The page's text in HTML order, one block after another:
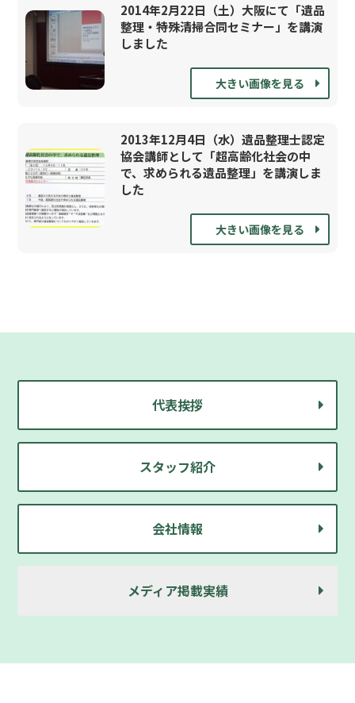
2014年2月22日（土）大阪にて「遺品
整理・特殊清掃合同セミナー」を講演
しました
大きい画像を見る
2013年12月4日（水）遺品整理士認定
協会講師として「超高齢化社会の中
で、求められる遺品整理」を講演しま
した
大きい画像を見る
代表挨拶
スタッフ紹介
会社情報
メディア掲載実績